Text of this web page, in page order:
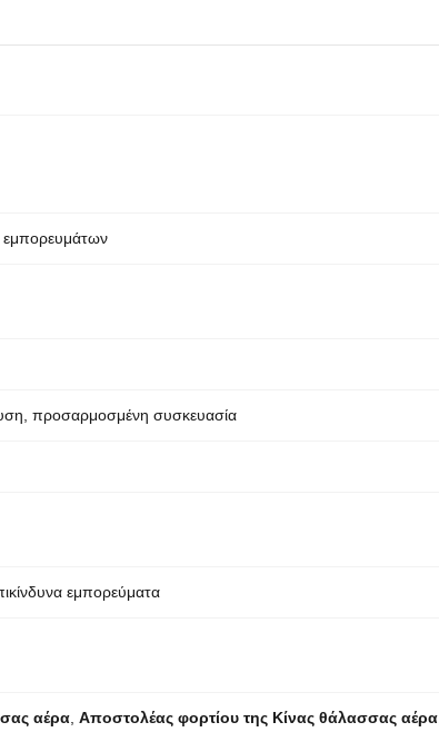
εμπορευμάτων
προσαρμοσμένη συσκευασία
εμπορεύματα
αέρα Αποστολέας φορτίου της Κίνας θάλασσας αέρα